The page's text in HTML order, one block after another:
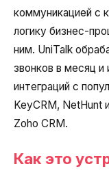
коммуникацией с
логику бизнес-
ним. UniTalk
звонков в месяц
интеграций с
KeyCRM, NetHunt
Zoho CRM.
Как это